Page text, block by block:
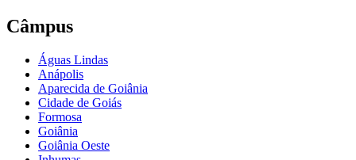
Câmpus
Águas Lindas
Anápolis
Aparecida de Goiânia
Cidade de Goiás
Formosa
Goiânia
Goiânia Oeste